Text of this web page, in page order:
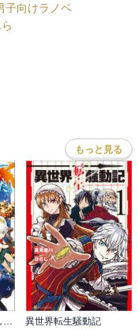
めて読むと一気に盛り
子向けラノベ
もっと見る
新しいゲーム始めました。～使命もないのに最強です？～
異世界転生騒動記